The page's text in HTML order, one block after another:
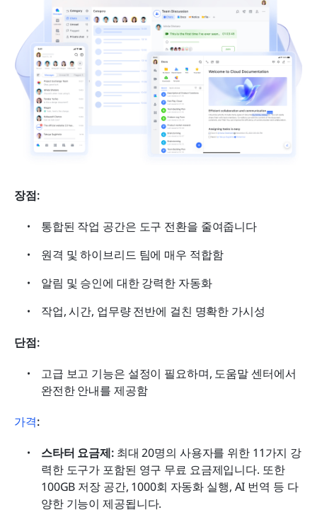
장점:
통합된 작업 공간은 도구 전환을 줄여줍니다
원격 및 하이브리드 팀에 매우 적합함
알림 및 승인에 대한 강력한 자동화
작업, 시간, 업무량 전반에 걸친 명확한 가시성
단점:
고급 보고 기능은 설정이 필요하며, 도움말 센터에서
완전한 안내를 제공함
가격:
스타터 요금제: 최대 20명의 사용자를 위한 11가지 강
력한 도구가 포함된 영구 무료 요금제입니다. 또한
100GB 저장 공간, 1000회 자동화 실행, AI 번역 등 다
양한 기능이 제공됩니다.